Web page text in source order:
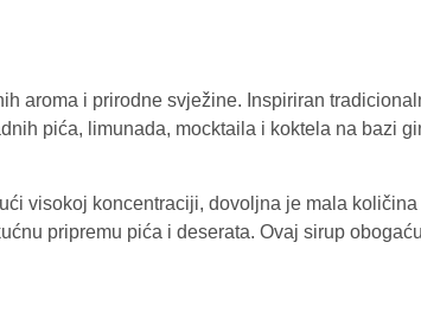
aroma i prirodne svježine. Inspiriran
pića, limunada, mocktaila i koktela na bazi
visokoj koncentraciji, dovoljna je mala
pripremu pića i deserata. Ovaj sirup